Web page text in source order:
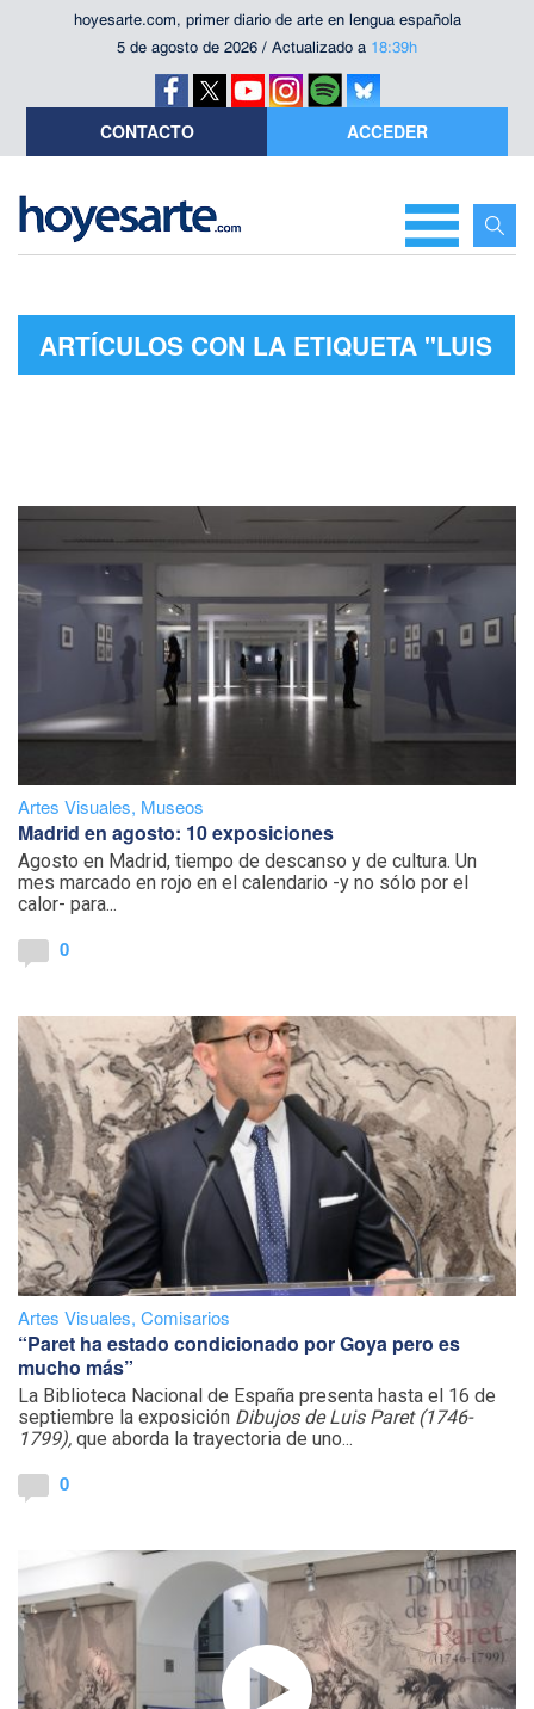
hoyesarte.com, primer diario de arte en lengua española
5 de agosto de 2026 / Actualizado a 18:39h
CONTACTO ACCEDER
ARTÍCULOS CON LA ETIQUETA "LUIS
Artes Visuales, Museos
Madrid en agosto: 10 exposiciones
Agosto en Madrid, tiempo de descanso y de cultura. Un
mes marcado en rojo en el calendario -y no sólo por el
calor- para...
0
Artes Visuales, Comisarios
“Paret ha estado condicionado por Goya pero es
mucho más”
La Biblioteca Nacional de España presenta hasta el 16 de
septiembre la exposición Dibujos de Luis Paret (1746-
1799), que aborda la trayectoria de uno...
0